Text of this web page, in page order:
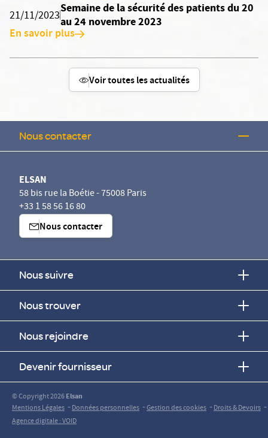
21/11/2023
Semaine de la sécurité des patients du 20
au 24 novembre 2023
En savoir plus
Voir toutes les actualités
Nous contacter
ELSAN
58 bis rue la Boétie - 75008 Paris
+33 1 58 56 16 80
Nous contacter
Nous suivre
Nous trouver
Nous rejoindre
Devenir fournisseur
© Copyright 2026Elsan
Mentions Légales -Données personnelles -Gestion des cookies -Droits & Devoirs -
Agence digitale : VOID